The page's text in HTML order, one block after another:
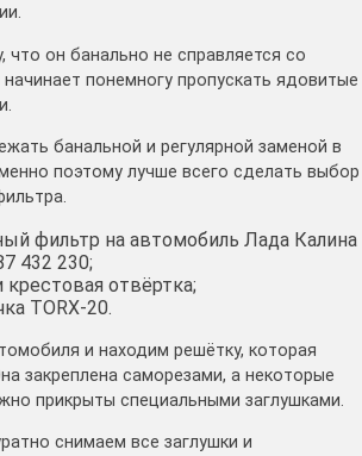
что он банально не справляется со
понемногу пропускать ядовитые
банальной и регулярной заменой в
поэтому лучше всего сделать выбор
фильтр на автомобиль Лада Калина
432 230;
отвёртка;
TORX-20.
и находим решётку, которая
закреплена саморезами, а некоторые
прикрыты специальными заглушками.
снимаем все заглушки и